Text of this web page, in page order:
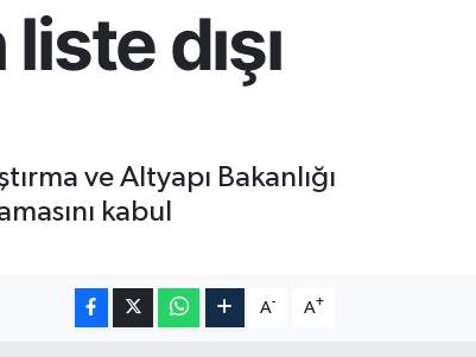
dışı
ve Altyapı Bakanlığı
kabul
A- A+